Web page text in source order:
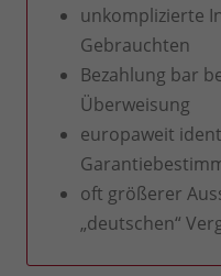
unkomplizierte
Gebrauchten
Bezahlung bar
Überweisung
europaweit
oft größerer
„deutschen“